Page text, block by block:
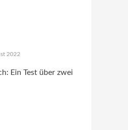
2022
Ein Test über zwei